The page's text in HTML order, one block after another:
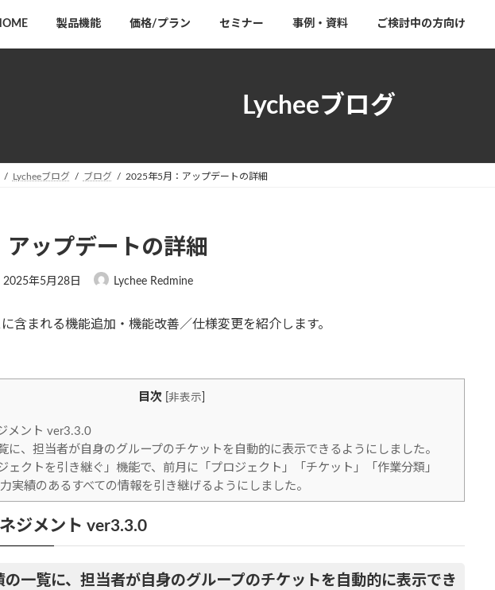
製品機能 価格/プラン セミナー 事例・資料 ご検討中の方向け
Lycheeブログ
Lycheeブログ ブログ 2025年5月：アップデートの詳細
ップデートの詳細
最
新
2025年5月28日 Lychee Redmine
含まれる機能追加・機能改善／仕様変更を紹介します。
目次 非表示
メント ver3.3.0
に、担当者が自身のグループのチケットを自動的に表示できるようにしました。
ェクトを引き継ぐ」機能で、前月に「プロジェクト」「チケット」「作業分類」
実績のあるすべての情報を引き継げるようにしました。
ジメント ver3.3.0
の一覧に、担当者が自身のグループのチケットを自動的に表示でき